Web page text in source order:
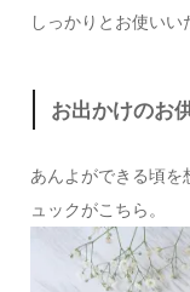
しっかりとお使いい
お出かけのお
あんよができる頃を
ュックがこちら。